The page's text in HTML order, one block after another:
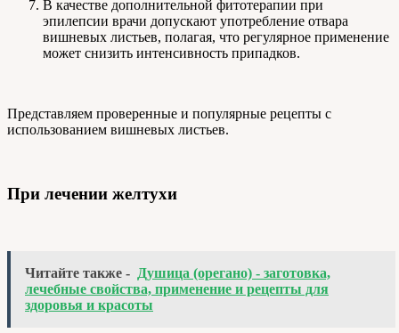
В качестве дополнительной фитотерапии при
эпилепсии врачи допускают употребление отвара
вишневых листьев, полагая, что регулярное применение
может снизить интенсивность припадков.
Представляем проверенные и популярные рецепты с
использованием вишневых листьев.
При лечении желтухи
Читайте также - Душица (орегано) - заготовка,
лечебные свойства, применение и рецепты для
здоровья и красоты